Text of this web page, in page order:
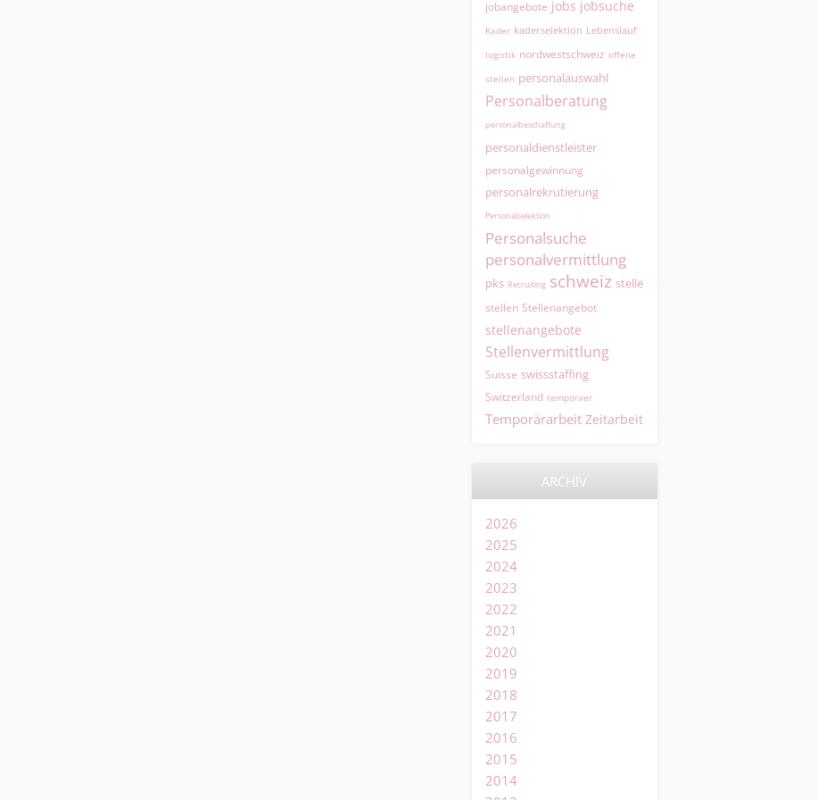
jobangebote jobs jobsuche
Kader kaderselektion Lebenslauf
logistik nordwestschweiz offene
stellen personalauswahl
Personalberatung
personalbeschaffung
personaldienstleister
personalgewinnung
personalrekrutierung
Personalselektion
Personalsuche
personalvermittlung
pks Recruiting schweiz stelle
stellen Stellenangebot
stellenangebote
Stellenvermittlung
Suisse swissstaffing
Switzerland temporaer
Temporärarbeit Zeitarbeit
ARCHIV
2026
2025
2024
2023
2022
2021
2020
2019
2018
2017
2016
2015
2014